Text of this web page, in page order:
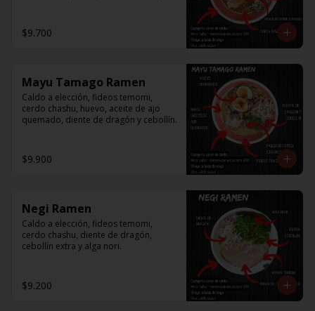
$9.700
Mayu Tamago Ramen
Caldo a elección, fideos temomi,
cerdo chashu, huevo, aceite de ajo
quemado, diente de dragón y cebollín.
$9.900
Negi Ramen
Caldo a elección, fideos temomi,
cerdo chashu, diente de dragón,
cebollín extra y alga nori.
$9.200